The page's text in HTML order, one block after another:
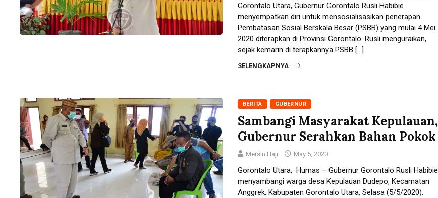
Gorontalo Utara, Gubernur Gorontalo Rusli Habibie
menyempatkan diri untuk mensosialisasikan penerapan
Pembatasan Sosial Berskala Besar (PSBB) yang mulai 4 Mei
2020 diterapkan di Provinsi Gorontalo. Rusli menguraikan,
sejak kemarin di terapkannya PSBB […]
SELENGKAPNYA
BERITA GUBERNUR
Sambangi Masyarakat Kepulauan,
Gubernur Serahkan Bahan Pokok
Mersin Haji May 5, 2020
Gorontalo Utara, Humas – Gubernur Gorontalo Rusli Habibie
menyambangi warga desa Kepulauan Dudepo, Kecamatan
Anggrek, Kabupaten Gorontalo Utara, Selasa (5/5/2020).